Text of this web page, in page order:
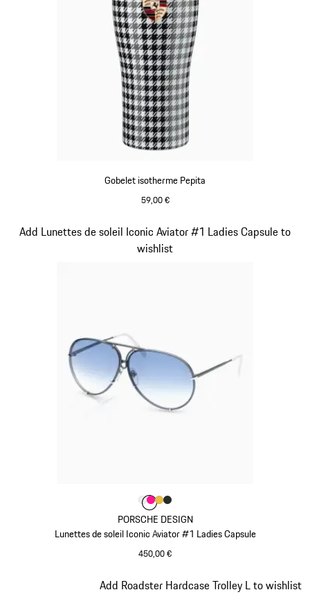
Gobelet isotherme Pepita
59,00 €
PORSCHE DESIGN
Lunettes de soleil Iconic Aviator #1 Ladies Capsule
450,00 €
Add Lunettes de soleil Iconic Aviator #1 Ladies Capsule to
wishlist
Diapositive 3 sur 7
Couleur
Couleur
Couleur
Couleur
Couleur
Add Roadster Hardcase Trolley L to wishlist